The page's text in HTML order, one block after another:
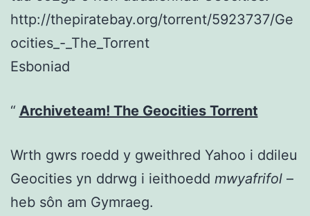
http://thepiratebay.org/torrent/5923737/Ge
ocities_-_The_Torrent
Esboniad
Archiveteam! The Geocities Torrent
Wrth gwrs roedd y gweithred Yahoo i ddileu
Geocities yn ddrwg i ieithoedd mwyafrifol –
heb sôn am Gymraeg.